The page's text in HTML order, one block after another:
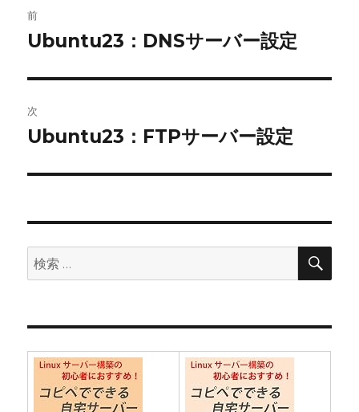
稿
ビ
ゲ
ー
ン
前
前
投
稿:
Ubuntu23：DNSサーバー設定
次
次
投
Ubuntu23：FTPサーバー設定
検
索:
検